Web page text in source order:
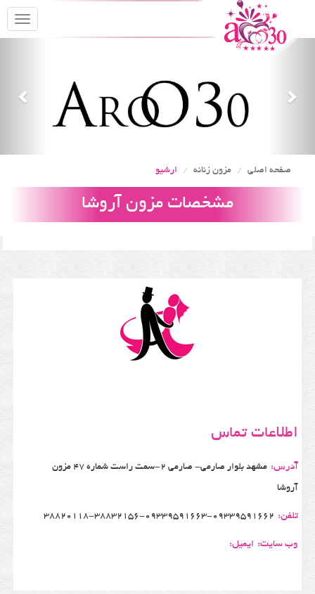
صفحه اصلی مزون زنانه ارشیو
مشخصات مزون آروشا
اطلاعات تماس
آدرس: مشهد بلوار صارمی- صارمی 2-سمت راست شماره 47 مزون
آروشا
تلفن: 38820118-38832156-09339591663-09339591662
وب سایت: ایمیل: